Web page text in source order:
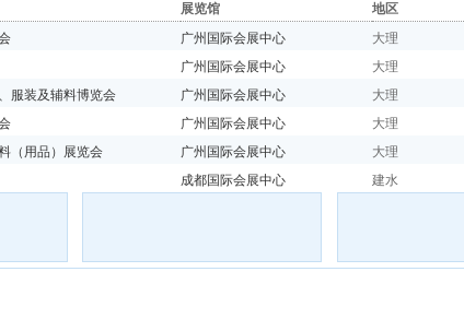
展览馆 地区
广州国际会展中心 大理
广州国际会展中心 大理
服装及辅料博览会
广州国际会展中心 大理
广州国际会展中心 大理
（用品）展览会
广州国际会展中心 大理
成都国际会展中心 建水